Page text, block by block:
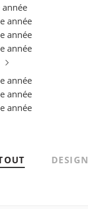
année
année
année
année
année
année
année
DESIGN